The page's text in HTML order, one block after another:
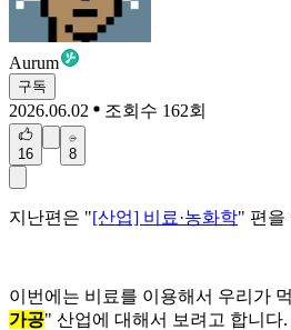
Aurum
구독
2026.06.02 조회수 162회
16 8
지난편은 "[산업] 비료·농화학" 편을
이번에는 비료를 이용해서 우리가
가공" 산업에 대해서 보려고 합니다.